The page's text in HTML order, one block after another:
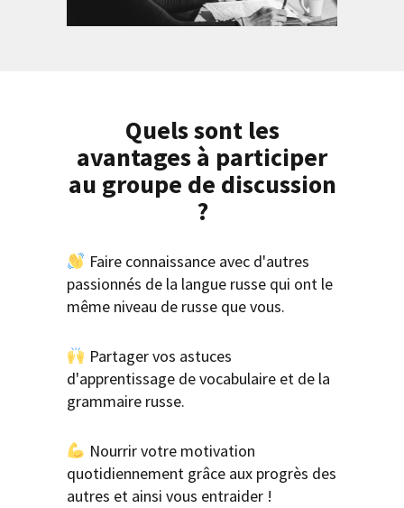
Quels sont les
avantages à participer
au groupe de discussion
?
Faire connaissance avec d'autres
passionnés de la langue russe qui ont le
même niveau de russe que vous.
Partager vos astuces
d'apprentissage de vocabulaire et de la
grammaire russe.
Nourrir votre motivation
quotidiennement grâce aux progrès des
autres et ainsi vous entraider !